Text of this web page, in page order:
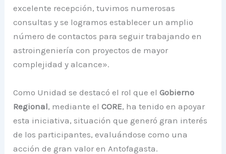
excelente recepción, tuvimos numerosas
consultas y se logramos establecer un amplio
número de contactos para seguir trabajando en
astroingeniería con proyectos de mayor
complejidad y alcance».
Como Unidad se destacó el rol que elGobierno
Regional, mediante elCORE, ha tenido en apoyar
esta iniciativa, situación que generó gran interés
de los participantes, evaluándose como una
acción de gran valor en Antofagasta.